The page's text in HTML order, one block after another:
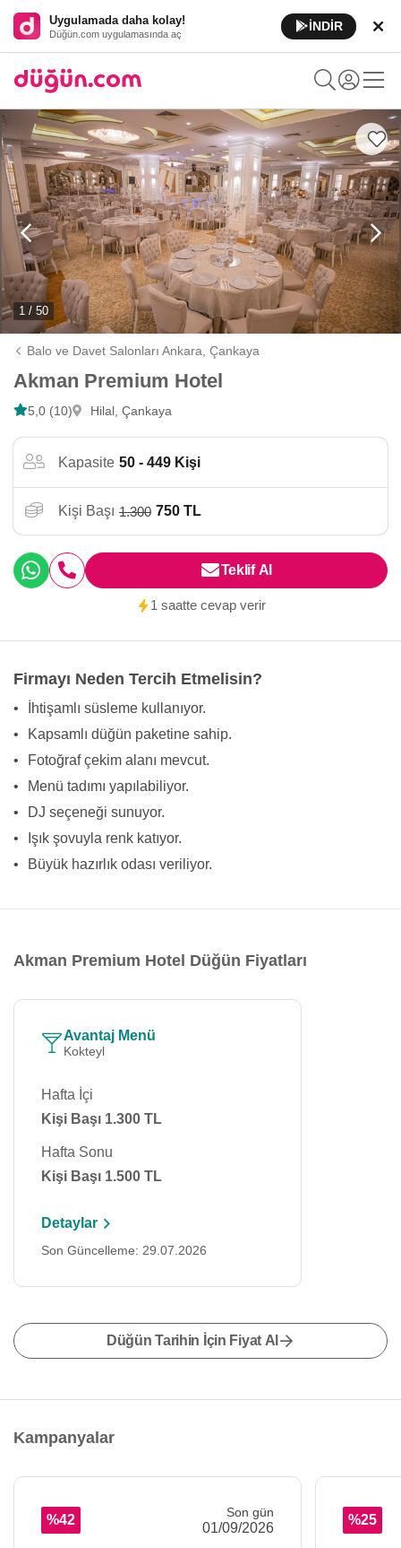
Uygulamada daha kolay!
Düğün.com uygulamasında aç
İNDİR
1 / 50
Balo ve Davet Salonları Ankara,Çankaya
Akman Premium Hotel
5,0 (10) Hilal, Çankaya
Kapasite 50 - 449 Kişi
Kişi Başı 1.300 750 TL
Teklif Al
1 saatte cevap verir
Firmayı Neden Tercih Etmelisin?
•
İhtişamlı süsleme kullanıyor.
•
Kapsamlı düğün paketine sahip.
•
Fotoğraf çekim alanı mevcut.
•
Menü tadımı yapılabiliyor.
•
DJ seçeneği sunuyor.
•
Işık şovuyla renk katıyor.
•
Büyük hazırlık odası veriliyor.
Akman Premium Hotel Düğün Fiyatları
Avantaj Menü
Kokteyl
Hafta İçi
Kişi Başı 1.300 TL
Hafta Sonu
Kişi Başı 1.500 TL
Detaylar
Son Güncelleme: 29.07.2026
Düğün Tarihin İçin Fiyat Al
Kampanyalar
%42 Son gün
01/09/2026
%25